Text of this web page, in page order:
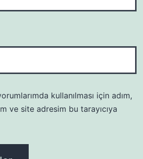
kullanılması için adım,
ve site adresim bu tarayıcıya